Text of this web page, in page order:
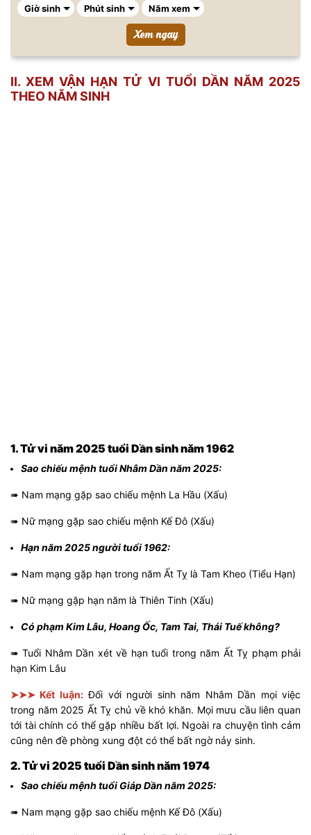
II. XEM VẬN HẠN TỬ VI TUỔI DẦN NĂM 2025
THEO NĂM SINH
1. Tử vi năm 2025 tuổi Dần sinh năm 1962
Sao chiếu mệnh tuổi Nhâm Dần năm 2025:
➠ Nam mạng gặp sao chiếu mệnh La Hầu (Xấu)
➠ Nữ mạng gặp sao chiếu mệnh Kế Đô (Xấu)
Hạn năm 2025 người tuổi 1962:
➠ Nam mạng gặp hạn trong năm Ất Tỵ là Tam Kheo (Tiểu Hạn)
➠ Nữ mạng gặp hạn năm là Thiên Tinh (Xấu)
Có phạm Kim Lâu, Hoang Ốc, Tam Tai, Thái Tuế không?
➠ Tuổi Nhâm Dần xét về hạn tuổi trong năm Ất Tỵ phạm phải
hạn Kim Lâu
➤➤➤ Kết luận:Đối với người sinh năm Nhâm Dần mọi việc
trong năm 2025 Ất Tỵ chủ về khó khăn. Mọi mưu cầu liên quan
tới tài chính có thể gặp nhiều bất lợi. Ngoài ra chuyện tình cảm
cũng nên đề phòng xung đột có thể bất ngờ nảy sinh.
2. Tử vi 2025 tuổi Dần sinh năm 1974
Sao chiếu mệnh tuổi Giáp Dần năm 2025:
➠ Nam mạng gặp sao chiếu mệnh Kế Đô (Xấu)